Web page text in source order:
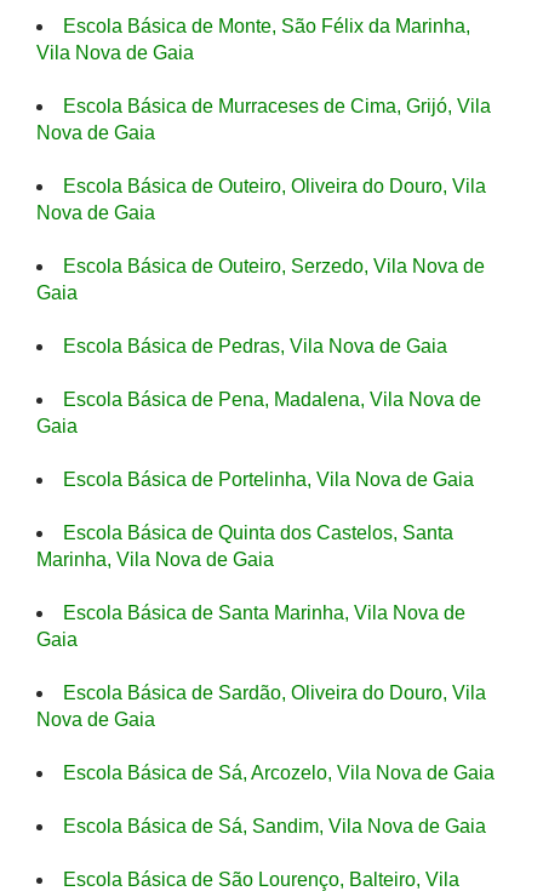
Escola Básica de Monte, São Félix da Marinha,
Vila Nova de Gaia
Escola Básica de Murraceses de Cima, Grijó, Vila
Nova de Gaia
Escola Básica de Outeiro, Oliveira do Douro, Vila
Nova de Gaia
Escola Básica de Outeiro, Serzedo, Vila Nova de
Gaia
Escola Básica de Pedras, Vila Nova de Gaia
Escola Básica de Pena, Madalena, Vila Nova de
Gaia
Escola Básica de Portelinha, Vila Nova de Gaia
Escola Básica de Quinta dos Castelos, Santa
Marinha, Vila Nova de Gaia
Escola Básica de Santa Marinha, Vila Nova de
Gaia
Escola Básica de Sardão, Oliveira do Douro, Vila
Nova de Gaia
Escola Básica de Sá, Arcozelo, Vila Nova de Gaia
Escola Básica de Sá, Sandim, Vila Nova de Gaia
Escola Básica de São Lourenço, Balteiro, Vila